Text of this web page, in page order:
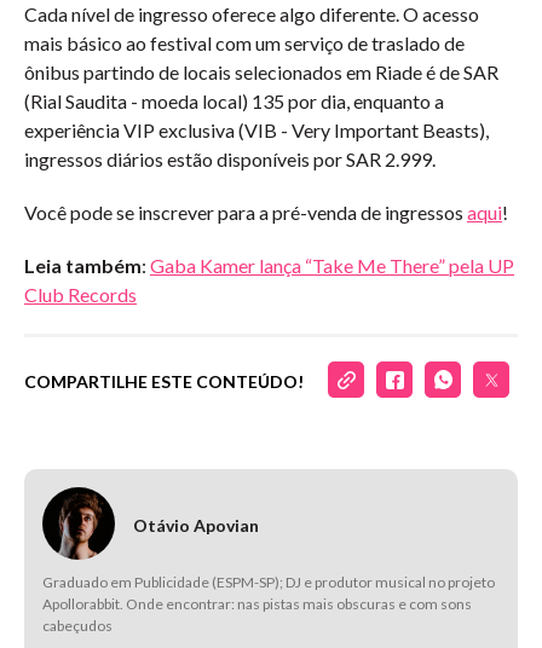
Cada nível de ingresso oferece algo diferente. O acesso
mais básico ao festival com um serviço de traslado de
ônibus partindo de locais selecionados em Riade é de SAR
(Rial Saudita - moeda local) 135 por dia, enquanto a
experiência VIP exclusiva (VIB - Very Important Beasts),
ingressos diários estão disponíveis por SAR 2.999.
Você pode se inscrever para a pré-venda de ingressos aqui!
Leia também: Gaba Kamer lança “Take Me There” pela UP
Club Records
COMPARTILHE ESTE CONTEÚDO!
Otávio Apovian
Graduado em Publicidade (ESPM-SP); DJ e produtor musical no projeto
Apollorabbit. Onde encontrar: nas pistas mais obscuras e com sons
cabeçudos